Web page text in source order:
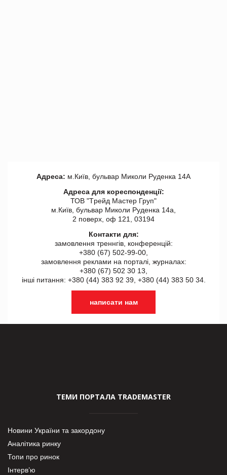
Адреса: м.Київ, бульвар Миколи Руденка 14А
Адреса для кореспонденції:
ТОВ "Tрейд Мастер Груп"
м.Київ, бульвар Миколи Руденка 14а,
2 поверх, оф 121, 03194
Контакти для:
замовлення треннгів, конференцій:
+380 (67) 502-99-00,
замовлення реклами на порталі, журналах:
+380 (67) 502 30 13,
інші питання: +380 (44) 383 92 39, +380 (44) 383 50 34.
написати нам
ТЕМИ ПОРТАЛА TRADEMASTER
Новини України та закордону
Аналітика ринку
Топи про ринок
Інтерв’ю